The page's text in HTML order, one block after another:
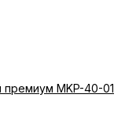
MKP-40-01